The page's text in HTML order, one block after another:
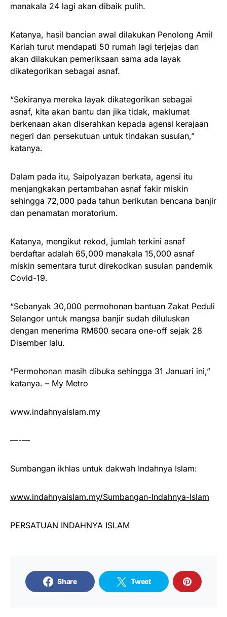
manakala 24 lagi akan dibaik pulih.
Katanya, hasil bancian awal dilakukan Penolong Amil
Kariah turut mendapati 50 rumah lagi terjejas dan
akan dilakukan pemeriksaan sama ada layak
dikategorikan sebagai asnaf.
“Sekiranya mereka layak dikategorikan sebagai
asnaf, kita akan bantu dan jika tidak, maklumat
berkenaan akan diserahkan kepada agensi kerajaan
negeri dan persekutuan untuk tindakan susulan,”
katanya.
Dalam pada itu, Saipolyazan berkata, agensi itu
menjangkakan pertambahan asnaf fakir miskin
sehingga 72,000 pada tahun berikutan bencana banjir
dan penamatan moratorium.
Katanya, mengikut rekod, jumlah terkini asnaf
berdaftar adalah 65,000 manakala 15,000 asnaf
miskin sementara turut direkodkan susulan pandemik
Covid-19.
“Sebanyak 30,000 permohonan bantuan Zakat Peduli
Selangor untuk mangsa banjir sudah diluluskan
dengan menerima RM600 secara one-off sejak 28
Disember lalu.
“Permohonan masih dibuka sehingga 31 Januari ini,”
katanya. – My Metro
www.indahnyaislam.my
—-—
Sumbangan ikhlas untuk dakwah Indahnya Islam:
www.indahnyaislam.my/Sumbangan-Indahnya-Islam
PERSATUAN INDAHNYA ISLAM
Share Tweet